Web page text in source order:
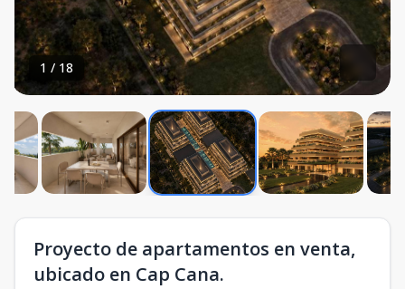
1 / 18
Proyecto de apartamentos en venta,
ubicado en Cap Cana.